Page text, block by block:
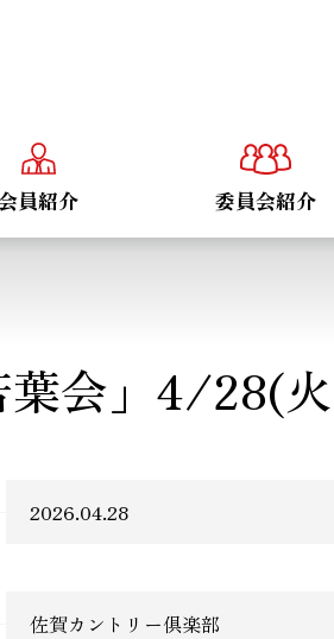
員紹介 委員会紹介
葉会」4/28(
2026.04.28
佐賀カントリー倶楽部